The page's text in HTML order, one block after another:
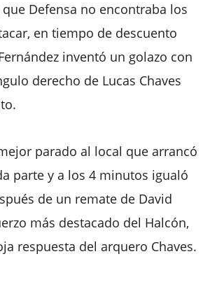
Defensa no encontraba los
en tiempo de descuento
inventó un golazo con
derecho de Lucas Chaves
parado al local que arrancó
parte y a los 4 minutos igualó
de un remate de David
más destacado del Halcón,
respuesta del arquero Chaves.